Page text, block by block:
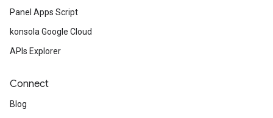
Panel Apps Script
konsola Google Cloud
APIs Explorer
Connect
Blog